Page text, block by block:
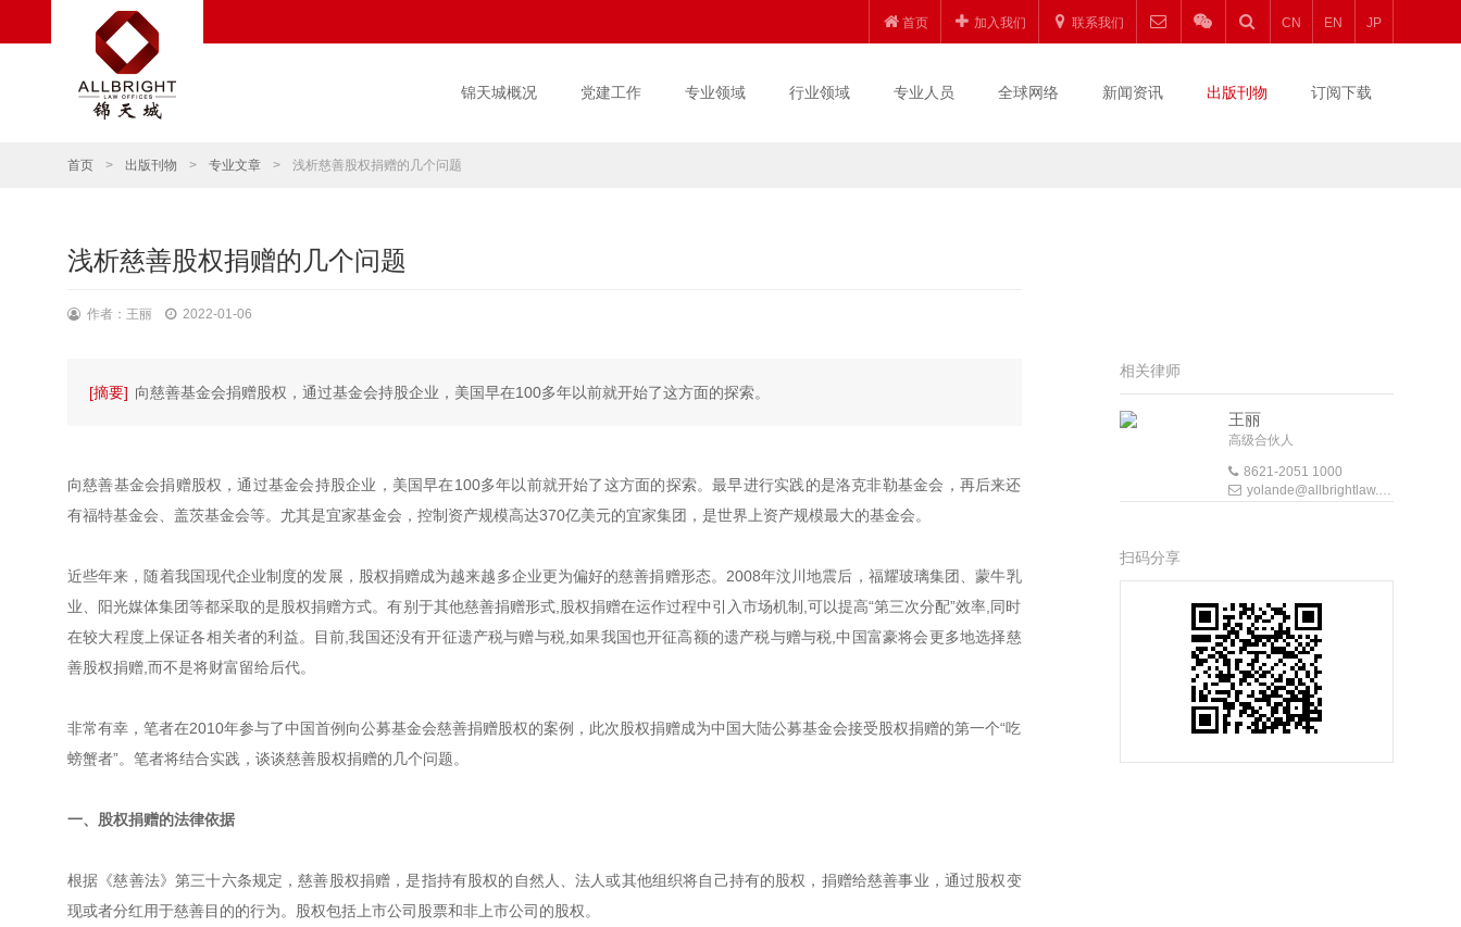
首页 加入我们 联系我们 CN EN JP
锦天城概况 党建工作 专业领域 行业领域 专业人员 全球网络 新闻资讯 出版刊物 订阅下载
首页 > 出版刊物 > 专业文章 > 浅析慈善股权捐赠的几个问题
浅析慈善股权捐赠的几个问题
作者：王丽 2022-01-06
[摘要] 向慈善基金会捐赠股权，通过基金会持股企业，美国早在100多年以前就开始了这方面的探索。
向慈善基金会捐赠股权，通过基金会持股企业，美国早在100多年以前就开始了这方面的探索。最早进行实践的是洛克非勒基金会，再后来还
有福特基金会、盖茨基金会等。尤其是宜家基金会，控制资产规模高达370亿美元的宜家集团，是世界上资产规模最大的基金会。
近些年来，随着我国现代企业制度的发展，股权捐赠成为越来越多企业更为偏好的慈善捐赠形态。2008年汶川地震后，福耀玻璃集团、蒙牛乳
业、阳光媒体集团等都采取的是股权捐赠方式。有别于其他慈善捐赠形式,股权捐赠在运作过程中引入市场机制,可以提高“第三次分配”效率,同时
在较大程度上保证各相关者的利益。目前,我国还没有开征遗产税与赠与税,如果我国也开征高额的遗产税与赠与税,中国富豪将会更多地选择慈
善股权捐赠,而不是将财富留给后代。
非常有幸，笔者在2010年参与了中国首例向公募基金会慈善捐赠股权的案例，此次股权捐赠成为中国大陆公募基金会接受股权捐赠的第一个“吃
螃蟹者”。笔者将结合实践，谈谈慈善股权捐赠的几个问题。
一、股权捐赠的法律依据
根据《慈善法》第三十六条规定，慈善股权捐赠，是指持有股权的自然人、法人或其他组织将自己持有的股权，捐赠给慈善事业，通过股权变
现或者分红用于慈善目的的行为。股权包括上市公司股票和非上市公司的股权。
相关律师
王丽
高级合伙人
8621-2051 1000
yolande@allbrightlaw.com
扫码分享